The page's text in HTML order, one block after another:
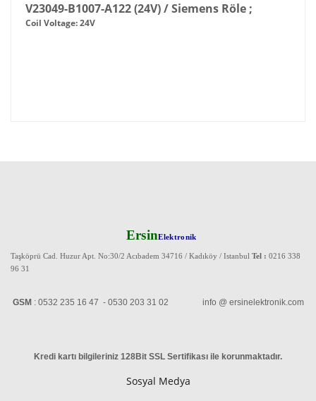
V23049-B1007-A122 (24V) / Siemens Röle ;
Coil Voltage: 24V
ErsinElektronik
Taşköprü Cad. Huzur Apt. No:30/2 Acıbadem 34716 / Kadıköy / Istanbul Tel : 0216 338
96 31
GSM : 0532 235 16 47 - 0530 203 31 02 info @ ersinelektronik.com
Kredi kartı bilgileriniz 128Bit SSL Sertifikası ile korunmaktadır.
Sosyal Medya